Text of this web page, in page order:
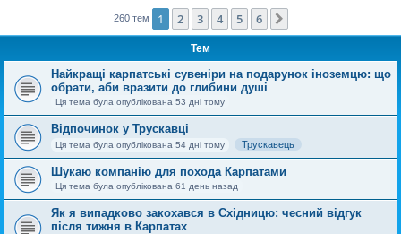
260 тем 1 2 3 4 5 6
Тем
Найкращі карпатські сувеніри на подарунок іноземцю: що
обрати, аби вразити до глибини душі
Ця тема була опублікована 53 дні тому
Відпочинок у Трускавці
Ця тема була опублікована 54 дні тому Трускавець
Шукаю компанію для похода Карпатами
Ця тема була опублікована 61 день назад
Як я випадково закохався в Східницю: чесний відгук
після тижня в Карпатах